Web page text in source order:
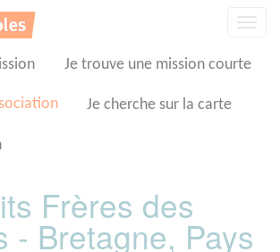
Je trouve une mission courte
Je cherche sur la carte
Frères des
- Bretagne, Pays
cookies